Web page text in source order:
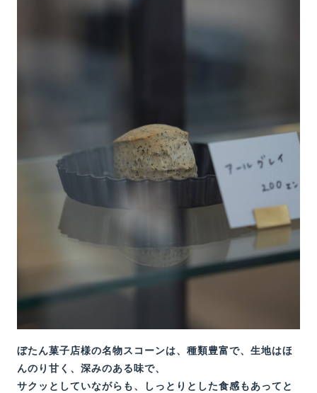
ぼたん菓子店様の名物スコーンは、種類豊富で、生地はほ
んのり甘く、深みのある味で、
サクッとしていながらも、しっとりとした食感もあってと